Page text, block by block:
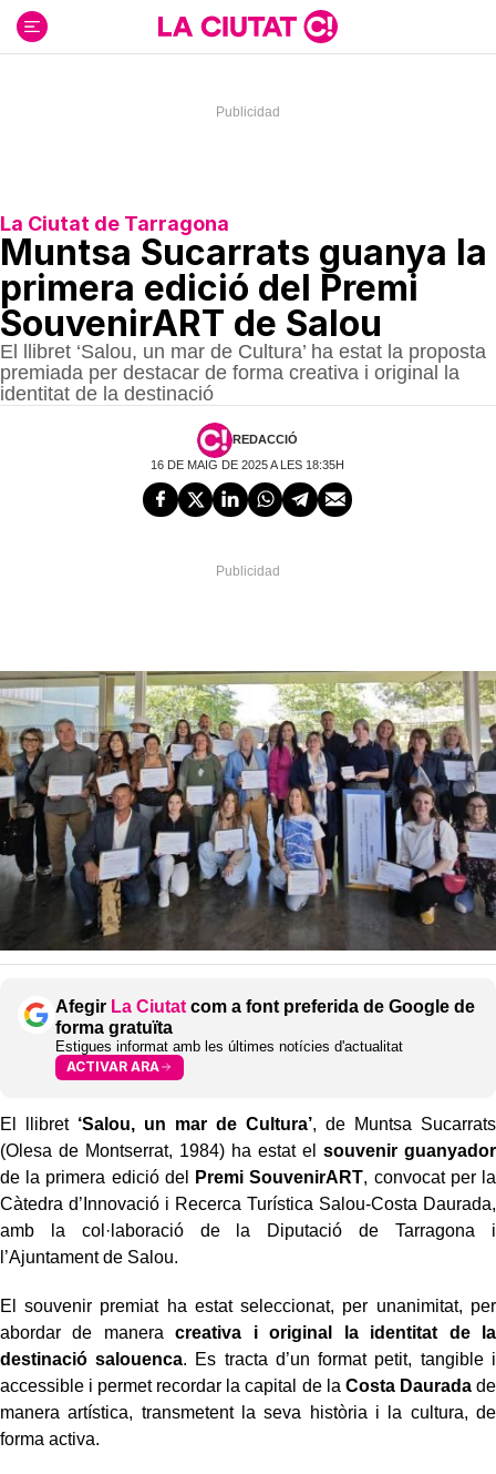
contenido
La Ciutat de Tarragona
Muntsa Sucarrats guanya la
primera edició del Premi
SouvenirART de Salou
El llibret ‘Salou, un mar de Cultura’ ha estat la proposta
premiada per destacar de forma creativa i original la
identitat de la destinació
REDACCIÓ
16 DE MAIG DE 2025 A LES 18:35H
Afegir La Ciutat com a font preferida de Google de
forma gratuïta
Estigues informat amb les últimes notícies d'actualitat
ACTIVAR ARA
El llibret ‘Salou, un mar de Cultura’, de Muntsa Sucarrats
(Olesa de Montserrat, 1984) ha estat el souvenir guanyador
de la primera edició del
Premi SouvenirART, convocat per la
Càtedra d’Innovació i Recerca Turística Salou-Costa Daurada,
amb la col·laboració de la Diputació de Tarragona i
l’Ajuntament de Salou.
El souvenir premiat ha estat seleccionat, per unanimitat, per
abordar de maneracreativa i original la identitat de la
destinació salouenca. Es tracta d’un format petit, tangible i
accessible i permet recordar la capital de la Costa Dauradade
manera artística, transmetent la seva història i la cultura, de
forma activa.